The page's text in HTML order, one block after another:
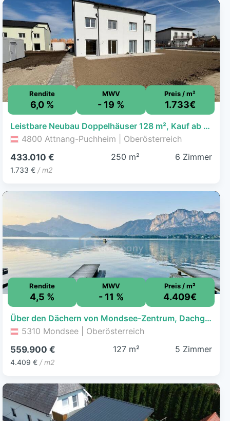
Rendite
6,0 %
MWV
- 19 %
Preis / m²
1.733€
Leistbare Neubau Doppelhäuser 128 m², Kauf ab nur € 1.505,- /Monat, hohe Förderung fix 1,5%/10 J., Galerie, Dachterrasse, Eigengarten, Einzelgarage
4800 Attnang-Puchheim | Oberösterreich
433.010 €
1.733 € / m2
250 m² 6 Zimmer
Rendite
4,5 %
MWV
- 11 %
Preis / m²
4.409€
Über den Dächern von Mondsee-Zentrum, Dachgeschoßwohnung 127m², 5Zimmer,
5310 Mondsee | Oberösterreich
559.900 €
4.409 € / m2
127 m² 5 Zimmer